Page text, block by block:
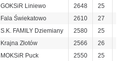
GOKSiR Liniewo 2648 25
Fala Świekatowo 2610 27
S.K. FAMILY Dziemiany 2580 25
Krajna Złotów 2566 26
MOKSiR Puck 2550 25